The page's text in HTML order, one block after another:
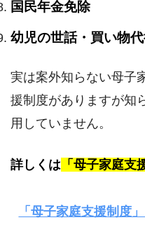
国民年金免除
幼児の世話・買い物
実は案外知らない母子
援制度がありますが知
用していません。
詳しくは 「母子家庭支
「母子家庭支援制度